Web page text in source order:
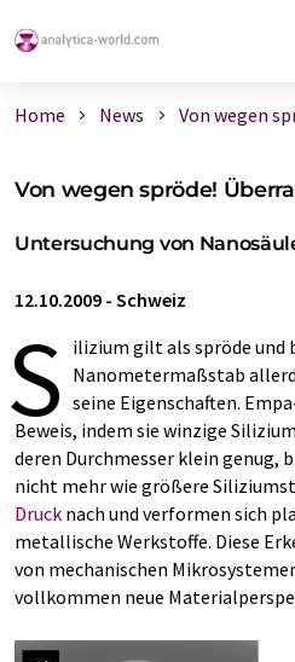
Home News Von wegen
Von wegen spröde!
Untersuchung von
12.10.2009 - Schweiz
S ilizium gilt als spröde und
Nanometermaßstab
seine Eigenschaften.
Beweis, indem sie winzige
deren Durchmesser klein genug,
nicht mehr wie größere
Druck nach und verformen sich
metallische Werkstoffe. Diese
von mechanischen
vollkommen neue